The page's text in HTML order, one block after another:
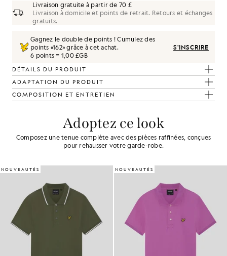
Livraison gratuite à partir de 70 £
Livraison à domicile et points de retrait. Retours et échanges
gratuits.
Gagnez le double de points ! Cumulez des
points «162» grâce à cet achat.
6 points = 1,00 £GB
S'INSCRIRE
DÉTAILS DU PRODUIT
ADAPTATION DU PRODUIT
COMPOSITION ET ENTRETIEN
Adoptez ce look
Composez une tenue complète avec des pièces raffinées, conçues
pour rehausser votre garde-robe.
NOUVEAUTÉS NOUVEAUTÉS